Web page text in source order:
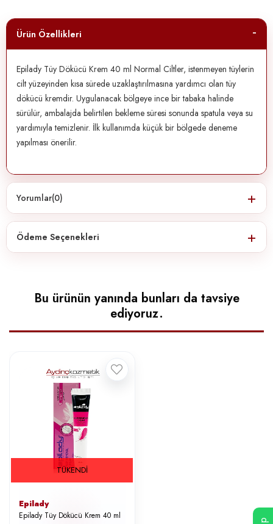
Ürün Özellikleri
Epilady Tüy Dökücü Krem 40 ml Normal Ciltler, istenmeyen tüylerin
cilt yüzeyinden kısa sürede uzaklaştırılmasına yardımcı olan tüy
dökücü kremdir. Uygulanacak bölgeye ince bir tabaka halinde
sürülür, ambalajda belirtilen bekleme süresi sonunda spatula veya su
yardımıyla temizlenir. İlk kullanımda küçük bir bölgede deneme
yapılması önerilir.
Yorumlar(0)
Ödeme Seçenekleri
Bu ürünün yanında bunları da tavsiye
ediyoruz.
TÜKENDI
Epilady
Epilady Tüy Dökücü Krem 40 ml